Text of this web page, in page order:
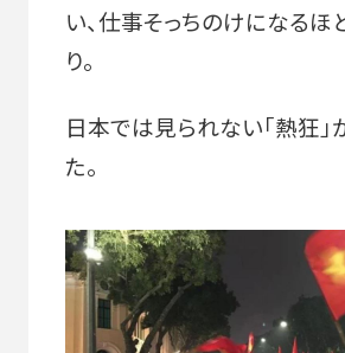
い、仕事そっちのけになるほ
り。
日本では見られない「熱狂」
た。